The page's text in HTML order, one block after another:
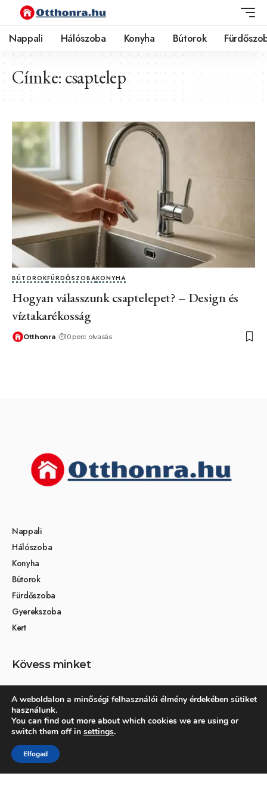
Nappali Hálószoba Konyha Bútorok
Címke: csaptelep
BÚTOROKFÜRDŐSZOBAKONYHA
Hogyan válasszunk csaptelepet? – Design és
víztakarékosság
Otthonra 10 perc olvasás
Nappali
Hálószoba
Konyha
Bútorok
Fürdőszoba
Gyerekszoba
Kert
Kövess minket
Társoldalak
Otthon és dekoráció
Kertikék kertmagazin
A weboldalon a minőségi felhasználói élmény érdekében sütiket
használunk.
You can find out more about which cookies we are using or
switch them off in settings.
Elfogad